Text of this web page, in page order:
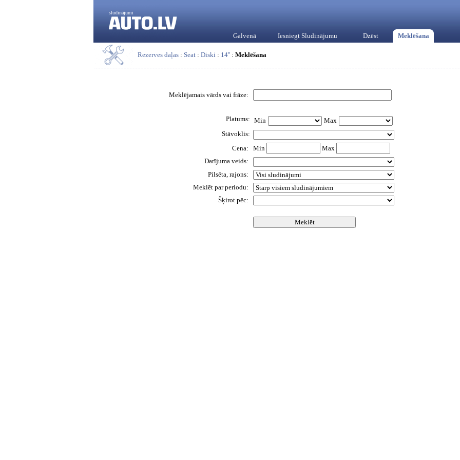
sludinājumi
Galvenā Iesniegt Sludinājumu Dzēst Meklēšana
Rezerves daļas : Seat : Diski : 14'' : Meklēšana
Meklējamais vārds vai frāze:
Platums: Min
Max
Stāvoklis:
Cena:
Min
Max
Darījuma veids:
Pilsēta, rajons:
Meklēt par periodu:
Šķirot pēc: